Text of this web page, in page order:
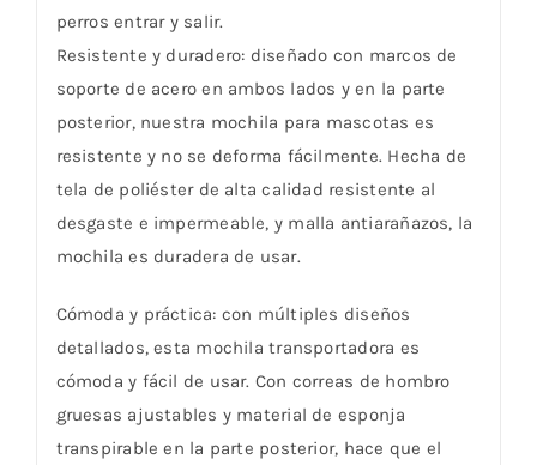
perros entrar y salir.
Resistente y duradero: diseñado con marcos de
soporte de acero en ambos lados y en la parte
posterior, nuestra mochila para mascotas es
resistente y no se deforma fácilmente. Hecha de
tela de poliéster de alta calidad resistente al
desgaste e impermeable, y malla antiarañazos, la
mochila es duradera de usar.
Cómoda y práctica: con múltiples diseños
detallados, esta mochila transportadora es
cómoda y fácil de usar. Con correas de hombro
gruesas ajustables y material de esponja
transpirable en la parte posterior, hace que el